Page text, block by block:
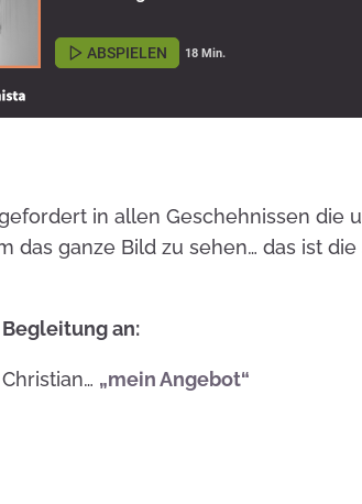
in allen Geschehnissen die
das ganze Bild zu sehen… das ist
an:
„mein Angebot“